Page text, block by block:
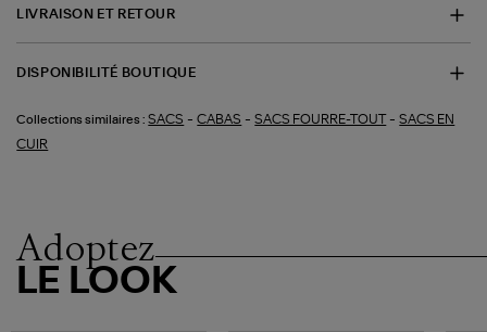
LIVRAISON ET RETOUR
DISPONIBILITÉ BOUTIQUE
Collections similaires : SACS -CABAS -SACS FOURRE-TOUT -SACS EN
CUIR
Adoptez
LE LOOK